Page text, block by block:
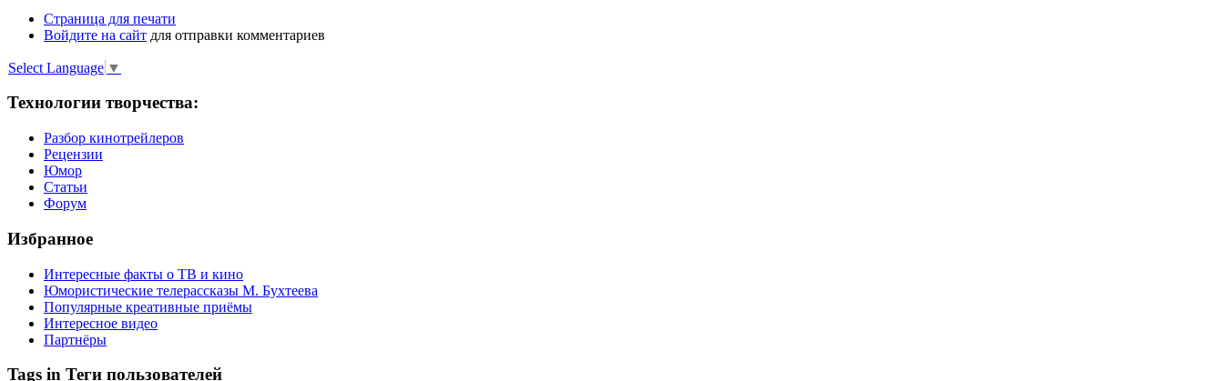
Страница для печати
Войдите на сайт для отправки комментариев
Select Language ▼
Технологии творчества:
Разбор кинотрейлеров
Рецензии
Юмор
Статьи
Форум
Избранное
Интересные факты о ТВ и кино
Юмористические телерассказы М. Бухтеева
Популярные креативные приёмы
Интересное видео
Партнёры
Tags in Теги пользователей